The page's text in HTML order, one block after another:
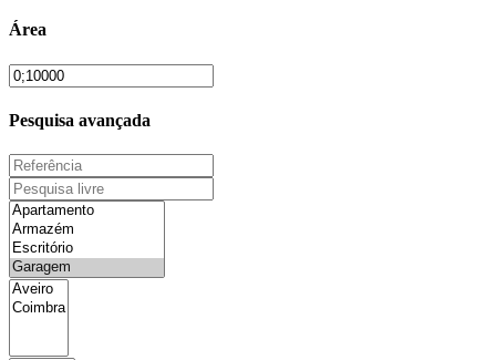
Área
Pesquisa avançada